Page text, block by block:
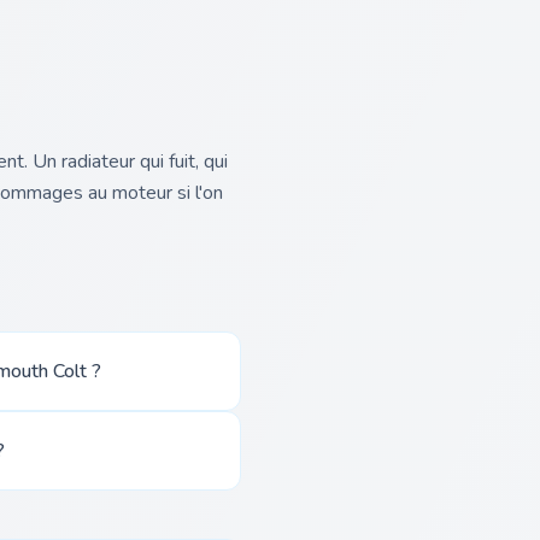
Un radiateur qui fuit, qui
au moteur si l'on
Colt ?